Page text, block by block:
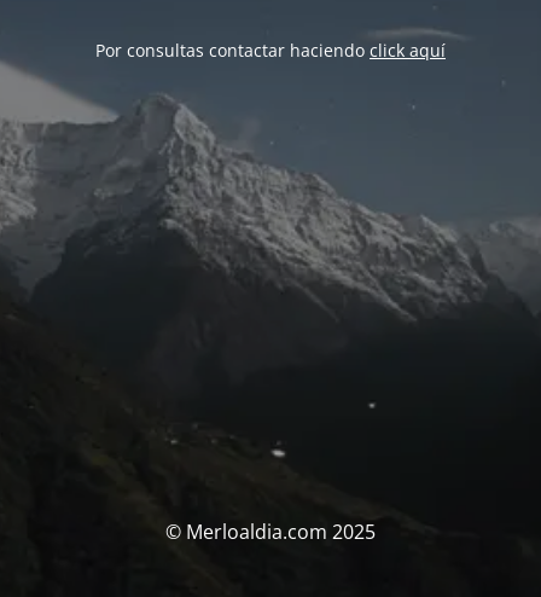
Por consultas contactar haciendo click aquí
© Merloaldia.com 2025